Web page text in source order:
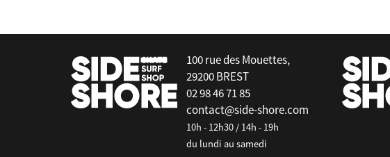
100 rue des Mouettes,
29200 BREST
02 98 46 71 85
contact@side-shore.com
10h - 12h30 / 14h - 19h
du lundi au samedi